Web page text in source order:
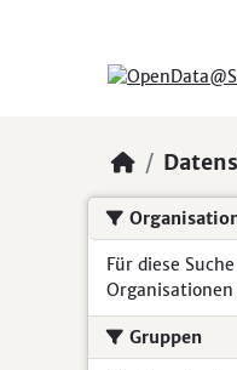
Für diese
Gruppen